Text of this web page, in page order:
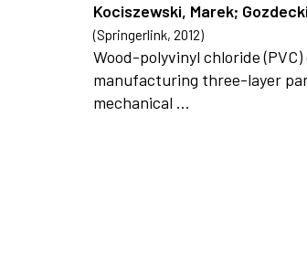
Kociszewski, Marek;
(Springerlink, 2012)
Wood-polyvinyl chloride
manufacturing three-layer
mechanical ...